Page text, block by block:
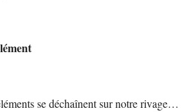
se déchaînent sur notre rivage…